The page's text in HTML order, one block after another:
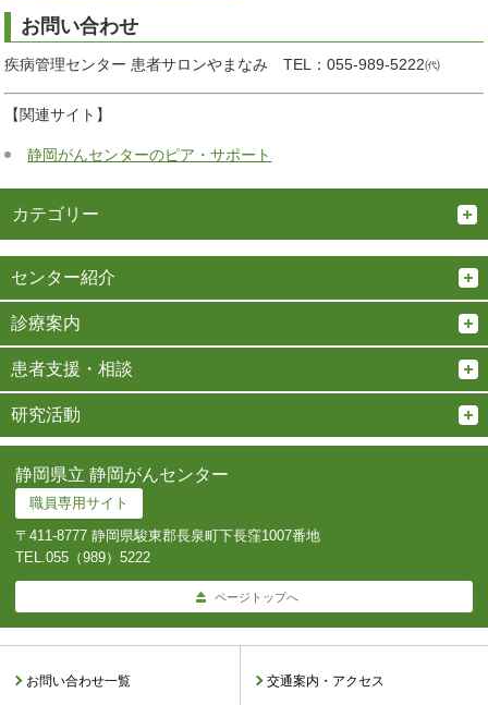
お問い合わせ
疾病管理センター 患者サロンやまなみ TEL：055-989-5222㈹
【関連サイト】
静岡がんセンターのピア・サポート
カテゴリー
センター紹介
診療案内
患者支援・相談
研究活動
静岡県立 静岡がんセンター
職員専用サイト
〒411-8777 静岡県駿東郡長泉町下長窪1007番地
TEL.055（989）5222
ページトップへ
お問い合わせ一覧 交通案内・アクセス